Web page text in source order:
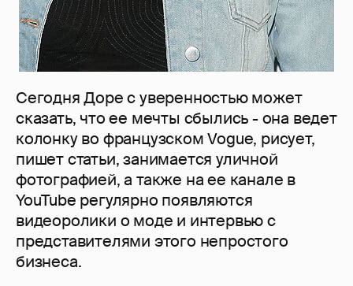
Сегодня Доре с уверенностью может
сказать, что ее мечты сбылись - она ведет
колонку во французском Vogue, рисует,
пишет статьи, занимается уличной
фотографией, а также на ее канале в
YouTube регулярно появляются
видеоролики о моде и интервью с
представителями этого непростого
бизнеса.